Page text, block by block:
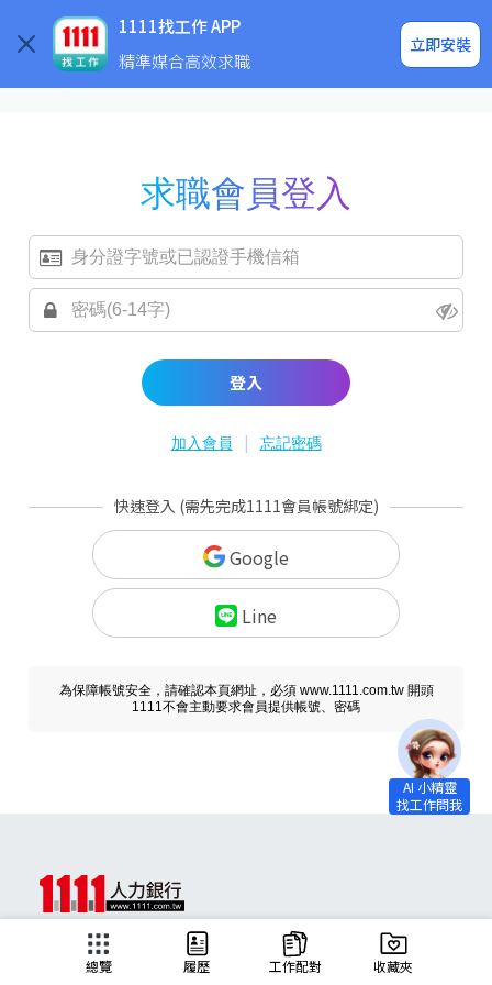
1111找工作 APP
精準媒合高效求職
立即安裝
企業求才
求職會員登入
登入
加入會員 | 忘記密碼
快速登入 (需先完成1111會員帳號綁定)
Google
Line
為保障帳號安全，請確認本頁網址，必須 www.1111.com.tw 開頭
1111不會主動要求會員提供帳號、密碼
總覽 履歷 工作配對 收藏夾